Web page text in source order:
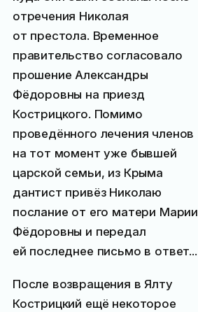
отречения Николая
от престола. Временное
правительство согласовало
прошение Александры
Фёдоровны на приезд
Кострицкого. Помимо
проведённого лечения членов
на тот момент уже бывшей
царской семьи, из Крыма
дантист привёз Николаю
послание от его матери Марии
Фёдоровны и передал
ей последнее письмо в ответ...
После возвращения в Ялту
Кострицкий ещё некоторое